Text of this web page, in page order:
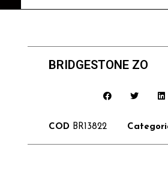
BRIDGESTONE ZO
COD BR13822